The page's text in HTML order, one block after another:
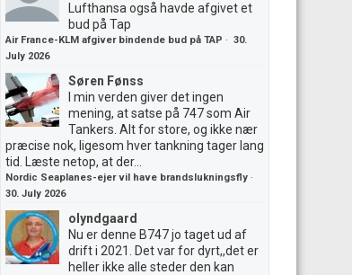
Lufthansa også havde afgivet et
bud på Tap
Air France-KLM afgiver bindende bud på TAP · 30.
July 2026
Søren Fønss
I min verden giver det ingen
mening, at satse på 747 som Air
Tankers. Alt for store, og ikke nær
præcise nok, ligesom hver tankning tager lang
tid. Læste netop, at der...
Nordic Seaplanes-ejer vil have brandslukningsfly ·
30. July 2026
olyndgaard
Nu er denne B747 jo taget ud af
drift i 2021. Det var for dyrt,,det er
heller ikke alle steder den kan